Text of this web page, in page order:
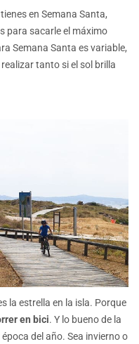
en Semana Santa,
para sacarle el máximo
Semana Santa es variable,
tanto si el sol brilla
la estrella en la isla. Porque
en bici. Y lo bueno de la
del año. Sea invierno o